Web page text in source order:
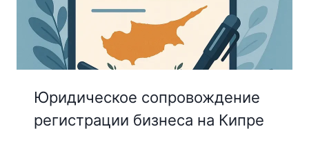
Юридическое сопровождение
регистрации бизнеса на Кипре